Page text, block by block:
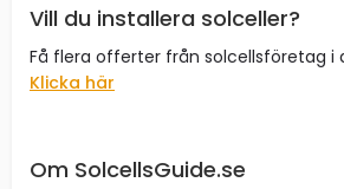
Vill du installera solceller?
Få flera offerter från solcellsföretag
Klicka här
Om SolcellsGuide.se